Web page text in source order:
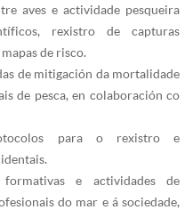
aves e actividade pesqueira
rexistro de capturas
de risco.
de mitigación da mortalidade
de pesca, en colaboración co
para o rexistro e
e actividades de
do mar e á sociedade,